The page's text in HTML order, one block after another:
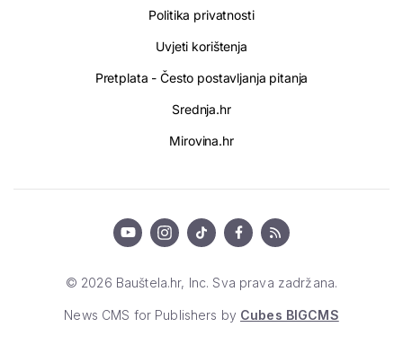
Politika privatnosti
Uvjeti korištenja
Pretplata - Često postavljanja pitanja
Srednja.hr
Mirovina.hr
© 2026 Bauštela.hr, Inc. Sva prava zadržana.
News CMS for Publishers by Cubes BIGCMS